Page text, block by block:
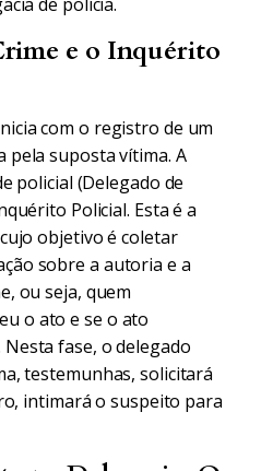
e o Inquérito
com o registro de um
pela suposta vítima. A
policial (Delegado de
Policial. Esta é a
objetivo é coletar
sobre a autoria e a
ou seja, quem
o ato e se o ato
fase, o delegado
testemunhas, solicitará
intimará o suspeito para